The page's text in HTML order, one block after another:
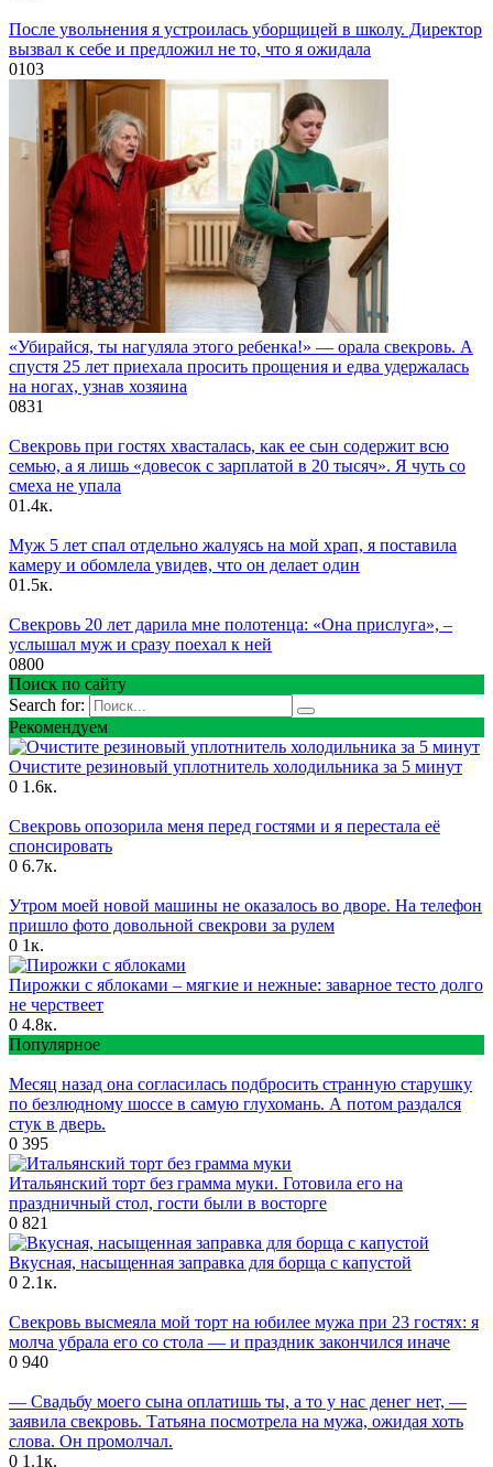
После увольнения я устроилась уборщицей в школу. Директор
вызвал к себе и предложил не то, что я ожидала
0103
«Убирайся, ты нагуляла этого ребенка!» — орала свекровь. А
спустя 25 лет приехала просить прощения и едва удержалась
на ногах, узнав хозяина
0831
Свекровь при гостях хвасталась, как ее сын содержит всю
семью, а я лишь «довесок с зарплатой в 20 тысяч». Я чуть со
смеха не упала
01.4к.
Муж 5 лет спал отдельно жалуясь на мой храп, я поставила
камеру и обомлела увидев, что он делает один
01.5к.
Свекровь 20 лет дарила мне полотенца: «Она прислуга», –
услышал муж и сразу поехал к ней
0800
Поиск по сайту
Search for:
Рекомендуем
Очистите резиновый уплотнитель холодильника за 5 минут
0 1.6к.
Свекровь опозорила меня перед гостями и я перестала её
спонсировать
0 6.7к.
Утром моей новой машины не оказалось во дворе. На телефон
пришло фото довольной свекрови за рулем
0 1к.
Пирожки с яблоками – мягкие и нежные: заварное тесто долго
не черствеет
0 4.8к.
Популярное
Месяц назад она согласилась подбросить странную старушку
по безлюдному шоссе в самую глухомань. А потом раздался
стук в дверь.
0 395
Итальянский торт без грамма муки. Готовила его на
праздничный стол, гости были в восторге
0 821
Вкусная, насыщенная заправка для борща с капустой
0 2.1к.
Свекровь высмеяла мой торт на юбилее мужа при 23 гостях: я
молча убрала его со стола — и праздник закончился иначе
0 940
— Свадьбу моего сына оплатишь ты, а то у нас денег нет, —
заявила свекровь. Татьяна посмотрела на мужа, ожидая хоть
слова. Он промолчал.
0 1.1к.